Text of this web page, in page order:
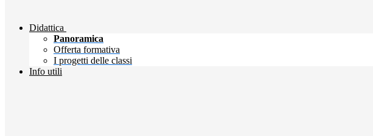
Didattica
Panoramica
Offerta formativa
I progetti delle classi
Info utili